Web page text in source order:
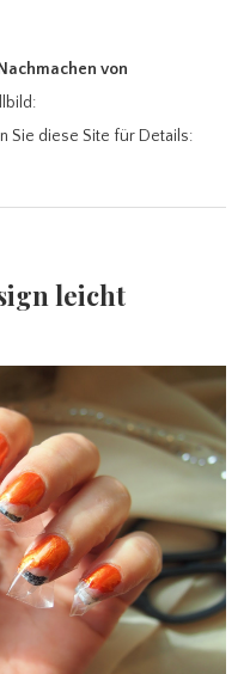
von
Sie diese Site für Details:
leicht